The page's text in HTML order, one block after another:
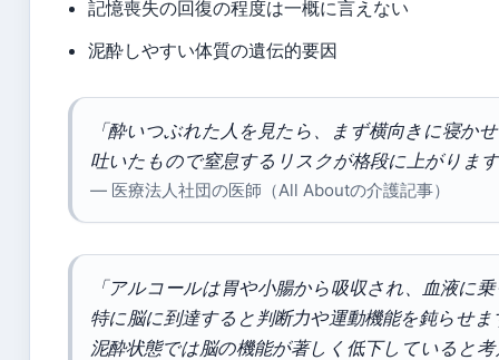
記憶喪失の回復の程度は一概に言えない
泥酔しやすい体質の遺伝的要因
「酔いつぶれた人を見たら、まず横向きに寝か
吐いたもので窒息するリスクが格段に上がりま
— 医療法人社団の医師（All Aboutの介護記事）
「アルコールは胃や小腸から吸収され、血液に
特に脳に到達すると判断力や運動機能を鈍らせま
泥酔状態では脳の機能が著しく低下していると